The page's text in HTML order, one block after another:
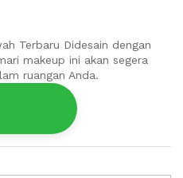
Terbaru Didesain dengan
makeup ini akan segera
ruangan Anda.